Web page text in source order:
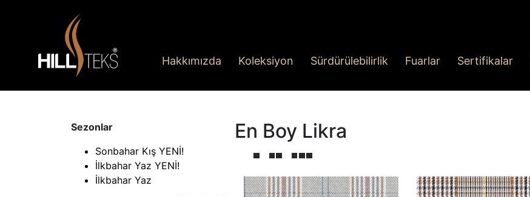
Hakkımızda Koleksiyon Sürdürülebilirlik Fuarlar Sertifikalar
Sezonlar
Sonbahar Kış YENİ!
İlkbahar Yaz YENİ!
İlkbahar Yaz
En Boy Likra